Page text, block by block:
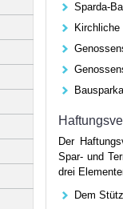
Sparda-
Der
Spar- und
drei
Dem